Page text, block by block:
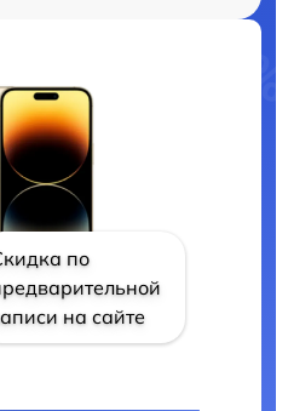
по
на сайте